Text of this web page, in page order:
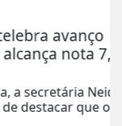
7,4 nos
Neide
que o...